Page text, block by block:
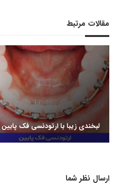
مقالات مرتبط
لبخندی زیبا با ارتودنسی فک پایین
ارسال نظر شما